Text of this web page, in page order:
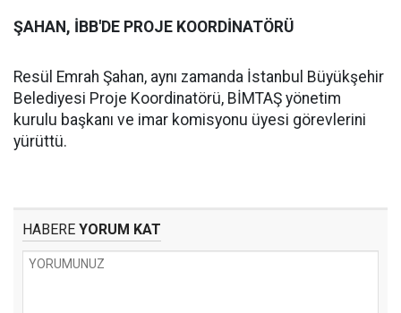
ŞAHAN, İBB'DE PROJE KOORDİNATÖRÜ
Resül Emrah Şahan, aynı zamanda İstanbul Büyükşehir
Belediyesi Proje Koordinatörü, BİMTAŞ yönetim
kurulu başkanı ve imar komisyonu üyesi görevlerini
yürüttü.
HABERE YORUM KAT